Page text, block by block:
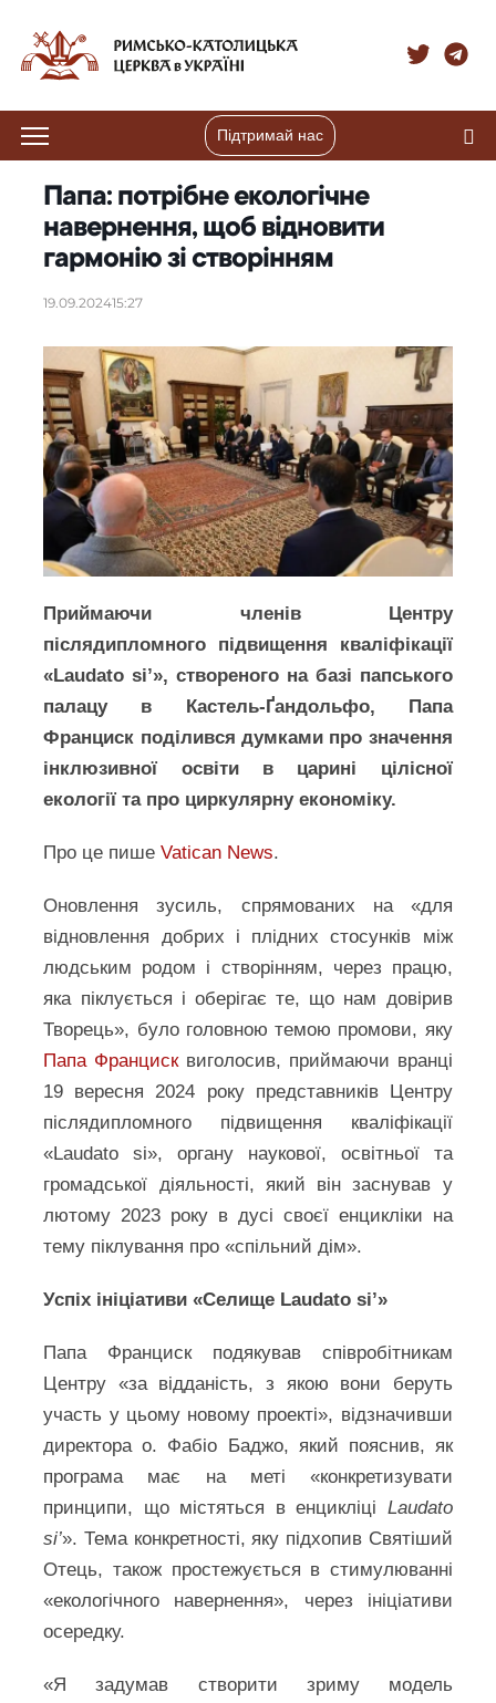
Підтримай нас
Папа: потрібне екологічне
навернення, щоб відновити
гармонію зі створінням
19.09.202415:27
Приймаючи членів Центру
післядипломного підвищення кваліфікації
«Laudato si’», створеного на базі папського
палацу в Кастель-Ґандольфо, Папа
Франциск поділився думками про значення
інклюзивної освіти в царині цілісної
екології та про циркулярну економіку.
Про це пишеVatican News.
Оновлення зусиль, спрямованих на «для
відновлення добрих і плідних стосунків між
людським родом і створінням, через працю,
яка піклується і оберігає те, що нам довірив
Творець», було головною темою промови, яку
Папа Францисквиголосив, приймаючи вранці
19 вересня 2024 року представників Центру
післядипломного підвищення кваліфікації
«Laudato si», органу наукової, освітньої та
громадської діяльності, який він заснував у
лютому 2023 року в дусі своєї енцикліки на
тему піклування про «спільний дім».
Успіх ініціативи «Селище Laudato si’»
Папа Франциск подякував співробітникам
Центру «за відданість, з якою вони беруть
участь у цьому новому проекті», відзначивши
директора о. Фабіо Баджо, який пояснив, як
програма має на меті «конкретизувати
принципи, що містяться в енцикліці Laudato
si’». Тема конкретності, яку підхопив Святіший
Отець, також простежується в стимулюванні
«екологічного навернення», через ініціативи
осередку.
«Я задумав створити зриму модель